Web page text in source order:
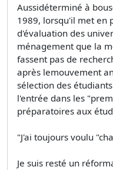
Aussidéterminé à
1989, lorsqu'il met en
d'évaluation des
ménagement que la
fassent pas de
après lemouvement
sélection des
l'entrée dans les
préparatoires aux
"J'ai toujours voulu
Je suis resté un